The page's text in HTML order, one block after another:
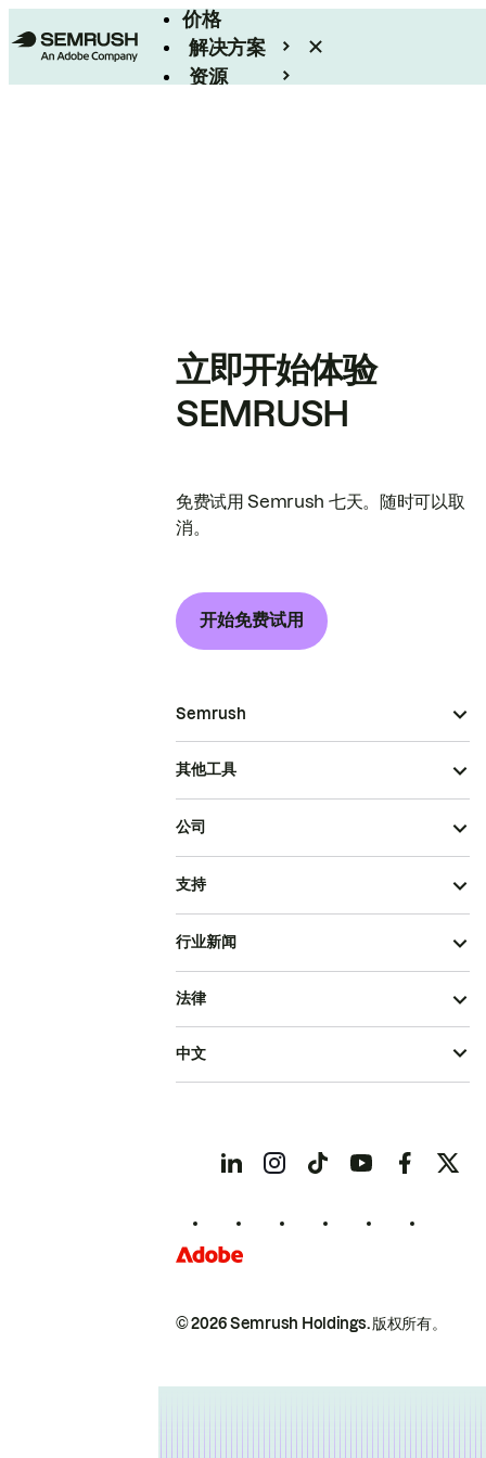
价格
解决方案
资源
立即开始体验
SEMRUSH
免费试用 Semrush 七天。随时可以取
消。
开始免费试用
Semrush
其他工具
公司
支持
行业新闻
© 2026 Semrush Holdings.版权所有。
法律
中文